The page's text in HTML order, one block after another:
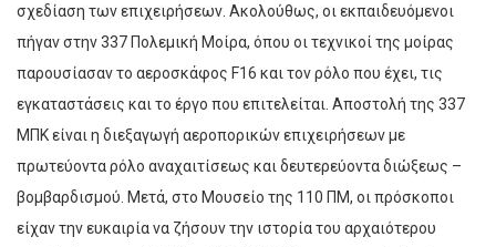
σχεδίαση των επιχειρήσεων. Ακολούθως, οι εκπαιδευόμενοι
πήγαν στην 337 Πολεμική Μοίρα, όπου οι τεχνικοί της μοίρας
παρουσίασαν το αεροσκάφος F16 και τον ρόλο που έχει, τις
εγκαταστάσεις και το έργο που επιτελείται. Αποστολή της 337
ΜΠΚ είναι η διεξαγωγή αεροπορικών επιχειρήσεων με
πρωτεύοντα ρόλο αναχαιτίσεως και δευτερεύοντα διώξεως –
βομβαρδισμού. Μετά, στο Μουσείο της 110 ΠΜ, οι πρόσκοποι
είχαν την ευκαιρία να ζήσουν την ιστορία του αρχαιότερου